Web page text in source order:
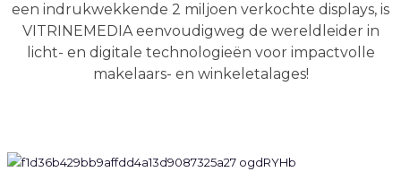
een indrukwekkende 2 miljoen verkochte displays, is
VITRINEMEDIA eenvoudigweg de wereldleider in
licht- en digitale technologieën voor impactvolle
makelaars- en winkeletalages!